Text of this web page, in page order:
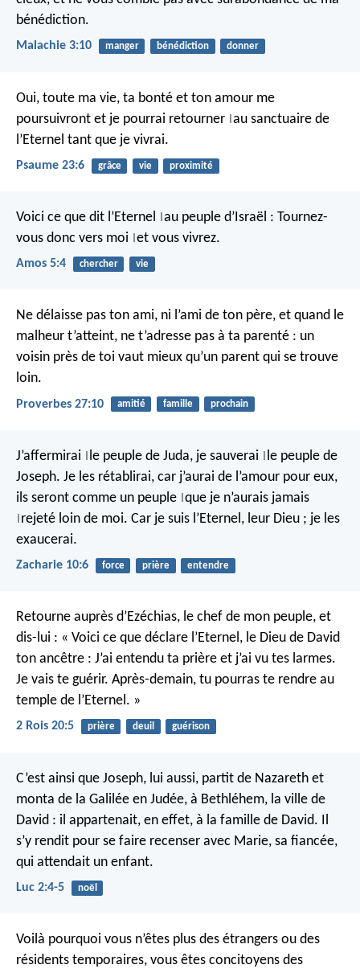
bénédiction.
Malachie 3:10 manger bénédiction donner
Oui, toute ma vie, ta bonté et ton amour me
poursuivront et je pourrai retourner au sanctuaire de
l’Eternel tant que je vivrai.
Psaume 23:6 grâce vie proximité
Voici ce que dit l’Eternel au peuple d’Israël : Tournez-
vous donc vers moi et vous vivrez.
Amos 5:4 chercher vie
Ne délaisse pas ton ami, ni l’ami de ton père, et quand le
malheur t’atteint, ne t’adresse pas à ta parenté : un
voisin près de toi vaut mieux qu’un parent qui se trouve
loin.
Proverbes 27:10 amitié famille prochain
J’affermirai le peuple de Juda, je sauverai
le peuple de
Joseph. Je les rétablirai, car j’aurai de l’amour pour eux,
ils seront comme un peuple que je n’aurais jamais
rejeté loin de moi. Car je suis l’Eternel, leur Dieu ; je les
exaucerai.
Zacharie 10:6 force prière entendre
Retourne auprès d’Ezéchias, le chef de mon peuple, et
dis-lui : « Voici ce que déclare l’Eternel, le Dieu de David
ton ancêtre : J’ai entendu ta prière et j’ai vu tes larmes.
Je vais te guérir. Après-demain, tu pourras te rendre au
temple de l’Eternel. »
2 Rois 20:5 prière deuil guérison
C’est ainsi que Joseph, lui aussi, partit de Nazareth et
monta de la Galilée en Judée, à Bethléhem, la ville de
David : il appartenait, en effet, à la famille de David. Il
s’y rendit pour se faire recenser avec Marie, sa fiancée,
qui attendait un enfant.
Luc 2:4-5 noël
Voilà pourquoi vous n’êtes plus des étrangers ou des
résidents temporaires, vous êtes concitoyens des